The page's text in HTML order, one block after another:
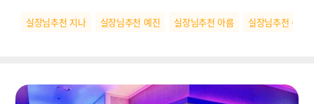
실장님추천 지나 실장님추천 예진 실장님추천 아름 실장님추천 수연